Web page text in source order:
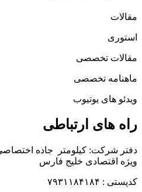
مقالات
استوری
مقالات تخصصی
ماهنامه تخصصی
ویدئو های یوتیوب
راه های ارتباطی
دفتر شرکت: کیلومتر جاده
ویژه اقتصادی خلیج فارس
کدپستی : ۷۹۳۱۱۸۴۱۸۴